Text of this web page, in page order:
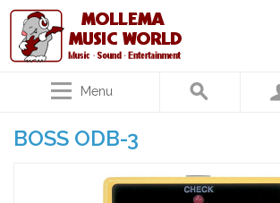
Menu
BOSS ODB-3